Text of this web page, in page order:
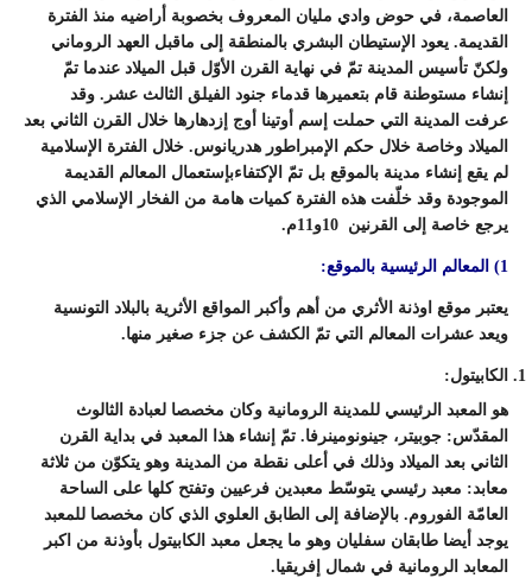
العاصمة، في حوض وادي مليان المعروف بخصوبة أراضيه منذ الفترة
القديمة. يعود الإستيطان البشري بالمنطقة إلى ماقبل العهد الروماني
ولكنّ تأسيس المدينة تمّ في نهاية القرن الأوّل قبل الميلاد عندما تمّ
إنشاء مستوطنة قام بتعميرها قدماء جنود الفيلق الثالث عشر. وقد
عرفت المدينة التي حملت إسم أوتينا أوج إزدهارها خلال القرن الثاني بعد
الميلاد وخاصة خلال حكم الإمبراطور هدريانوس. خلال الفترة الإسلامية
لم يقع إنشاء مدينة بالموقع بل تمّ الإكتفاءبإستعمال المعالم القديمة
الموجودة وقد خلّفت هذه الفترة كميات هامة من الفخار الإسلامي الذي
يرجع خاصة إلى القرنين 10و11م.
1) المعالم الرئيسية بالموقع:
يعتبر موقع اوذنة الأثري من أهم وأكبر المواقع الأثرية بالبلاد التونسية
ويعد عشرات المعالم التي تمّ الكشف عن جزء صغير منها.
الكابيتول:
هو المعبد الرئيسي للمدينة الرومانية وكان مخصصا لعبادة الثالوث
المقدّس: جوبيتر، جينونومينرفا. تمّ إنشاء هذا المعبد في بداية القرن
الثاني بعد الميلاد وذلك في أعلى نقطة من المدينة وهو يتكوّن من ثلاثة
معابد: معبد رئيسي يتوسّط معبدين فرعيين وتفتح كلها على الساحة
العامّة الفوروم. بالإضافة إلى الطابق العلوي الذي كان مخصصا للمعبد
يوجد أيضا طابقان سفليان وهو ما يجعل معبد الكابيتول بأوذنة من اكبر
المعابد الرومانية في شمال إفريقيا.